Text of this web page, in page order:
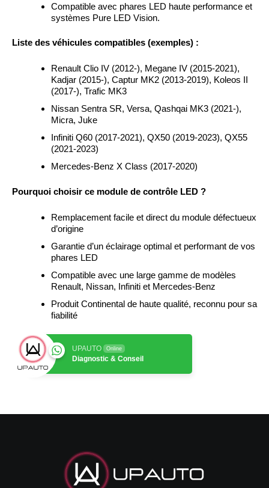
Compatible avec phares LED haute performance et
systèmes Pure LED Vision.
Liste des véhicules compatibles (exemples) :
Renault Clio IV (2012-), Megane IV (2015-2021),
Kadjar (2015-), Captur MK2 (2013-2019), Koleos II
(2017-), Trafic MK3
Nissan Sentra SR, Versa, Qashqai MK3 (2021-),
Micra, Juke
Infiniti Q60 (2017-2021), QX50 (2019-2023), QX55
(2021-2023)
Mercedes-Benz X Class (2017-2020)
Pourquoi choisir ce module de contrôle LED ?
Remplacement facile et direct du module défectueux
d’origine
Garantie d’un éclairage optimal et performant de vos
phares LED
Compatible avec une large gamme de modèles
Renault, Nissan, Infiniti et Mercedes-Benz
Produit Continental de haute qualité, reconnu pour sa
fiabilité
UPAUTO Online
Diagnostic & Conseil